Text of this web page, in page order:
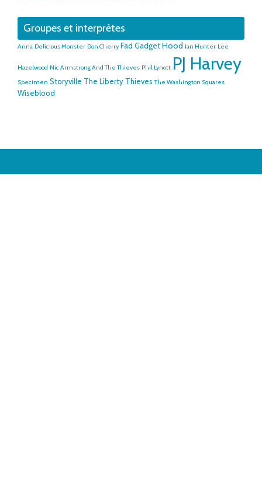
Groupes et interprètes
Anna Delicious Monster Don Cherry Fad GadgetHood Ian Hunter Lee
Hazelwood Nic Armstrong And The Thieves Phil Lynott PJ Harvey
Specimen Storyville The Liberty Thieves The Washington Squares
Wiseblood